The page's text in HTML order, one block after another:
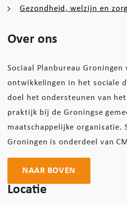
Gezondheid, welzijn en zorg
Over ons
Sociaal Planbureau
ontwikkelingen in het sociale
doel het ondersteunen van
praktijk bij de Groningse
maatschappelijke organisatie.
Groningen is onderdeel van
NAAR BOVEN
Locatie